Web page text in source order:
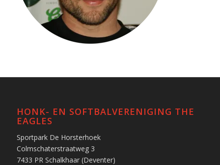
HONK- EN SOFTBALVERENIGING THE
EAGLES
Sportpark De Horsterhoek
Colmschaterstraatweg 3
7433 PR Schalkhaar (Deventer)